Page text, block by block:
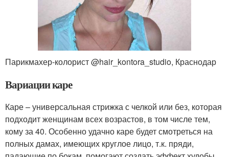
Парикмахер-колорист @hair_kontora_studio, Краснодар
Вариации каре
Каре – универсальная стрижка с челкой или без, которая
подходит женщинам всех возрастов, в том числе тем,
кому за 40. Особенно удачно каре будет смотреться на
полных дамах, имеющих круглое лицо, т.к. пряди,